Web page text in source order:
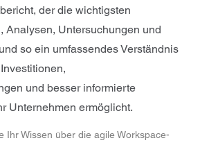
der die wichtigsten
Analysen, Untersuchungen und
so ein umfassendes Verständnis
und besser informierte
Unternehmen ermöglicht.
Ihr Wissen über die agile Workspace-